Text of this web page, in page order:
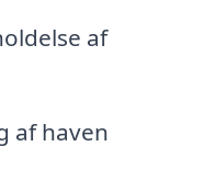
af
af haven